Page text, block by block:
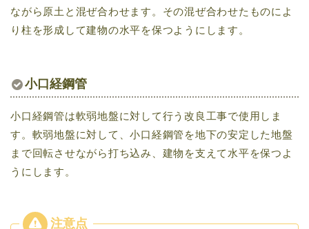
ながら原土と混ぜ合わせます。その混ぜ合わせたものによ
り柱を形成して建物の水平を保つようにします。
小口経鋼管
小口経鋼管は軟弱地盤に対して行う改良工事で使用しま
す。軟弱地盤に対して、小口経鋼管を地下の安定した地盤
まで回転させながら打ち込み、建物を支えて水平を保つよ
うにします。